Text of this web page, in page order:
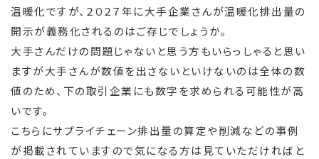
温暖化ですが、２０２７年に大手企業さんが温暖化排出量の
開示が義務化されるのはご存じでしょうか。
大手さんだけの問題じゃないと思う方もいらっしゃると思い
ますが大手さんが数値を出さないといけないのは全体の数
値のため、下の取引企業にも数字を求められる可能性が高
いです。
こちらにサプライチェーン排出量の算定や削減などの事例
が掲載されていますので気になる方は見ていただければと